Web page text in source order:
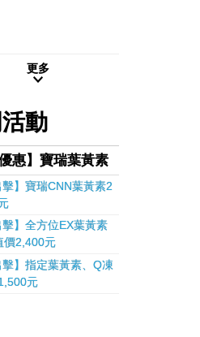
更多
動
優惠】寶瑞葉黃素
擊】寶瑞CNN葉黃素2
擊】全方位EX葉黃素
價2,400元
擊】指定葉黃素、Q凍
元